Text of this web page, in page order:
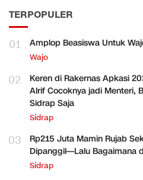
TERPOPULER
01 Amplop Beasiswa Untuk
Wajo
02
Keren di Rakernas Apkasi
Alrif Cocoknya jadi Menteri,
Sidrap Saja
Sidrap
03
Rp215 Juta Mamin Rujab
Dipanggil—Lalu Bagaimana
Sidrap